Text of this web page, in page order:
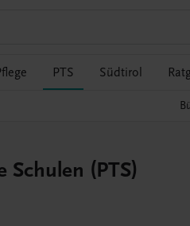
PTS Südtirol
(PTS)